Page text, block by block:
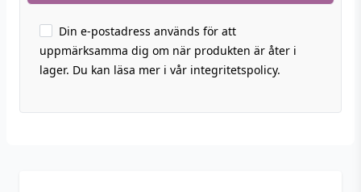
Din e-postadress används för att
uppmärksamma dig om när produkten är åter i
lager. Du kan läsa mer i vår integritetspolicy.